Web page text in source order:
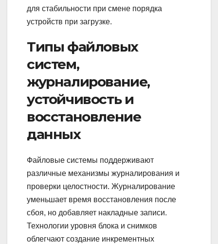
для стабильности при смене порядка
устройств при загрузке.
Типы файловых
систем,
журналирование,
устойчивость и
восстановление
данных
Файловые системы поддерживают
различные механизмы журналирования и
проверки целостности. Журналирование
уменьшает время восстановления после
сбоя, но добавляет накладные записи.
Технологии уровня блока и снимков
облегчают создание инкрементных